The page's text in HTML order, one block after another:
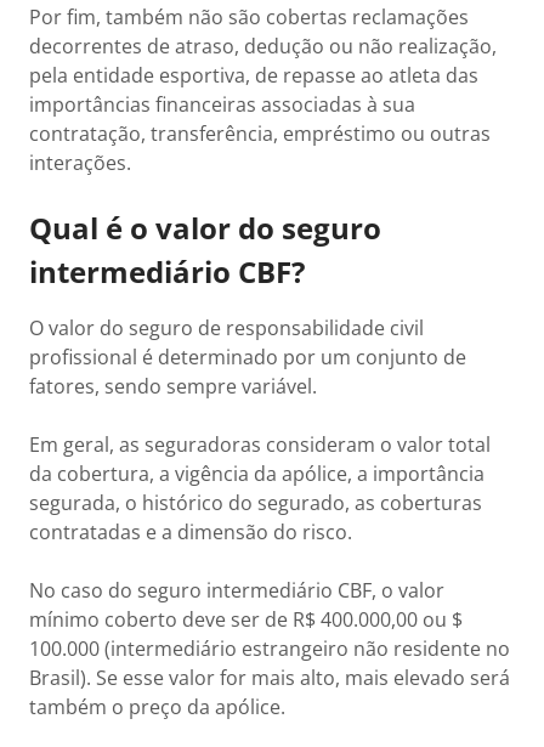
Por fim, também não são cobertas reclamações
decorrentes de atraso, dedução ou não realização,
pela entidade esportiva, de repasse ao atleta das
importâncias financeiras associadas à sua
contratação, transferência, empréstimo ou outras
interações.
Qual é o valor do seguro
intermediário CBF?
O valor do seguro de responsabilidade civil
profissional é determinado por um conjunto de
fatores, sendo sempre variável.
Em geral, as seguradoras consideram o valor total
da cobertura, a vigência da apólice, a importância
segurada, o histórico do segurado, as coberturas
contratadas e a dimensão do risco.
No caso do seguro intermediário CBF, o valor
mínimo coberto deve ser de R$ 400.000,00 ou $
100.000 (intermediário estrangeiro não residente no
Brasil). Se esse valor for mais alto, mais elevado será
também o preço da apólice.